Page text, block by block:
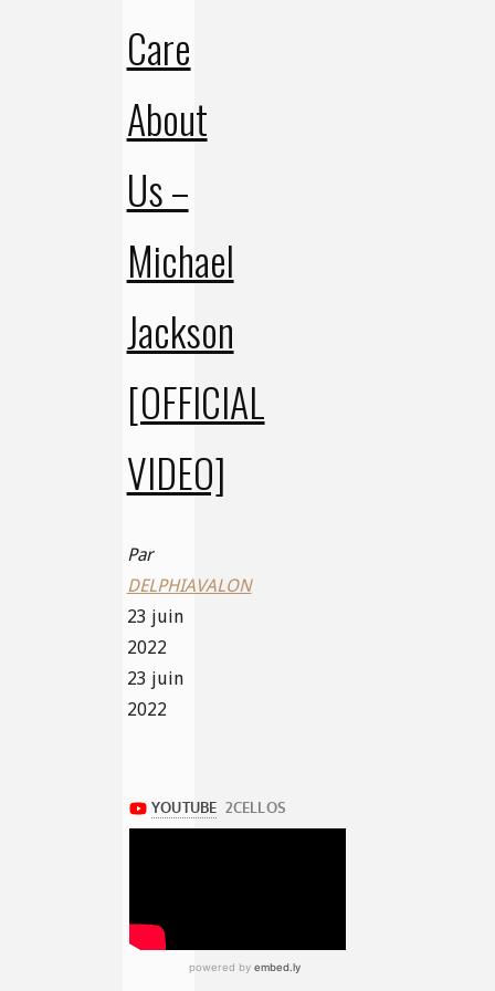
Care
About
Us –
Michael
Jackson
[OFFICIAL
VIDEO]
Par
DELPHIAVALON
23 juin
2022
23 juin
2022